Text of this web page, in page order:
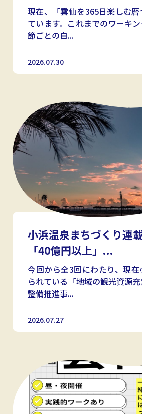
現在、「雲仙を365日楽しむ
ています。これまでのワーキ
節ごとの自...
2026.07.30
小浜温泉まちづくり連
「40億円以上」...
今回から全3回にわたり、現
られている「地域の観光資源
整備推進事...
2026.07.27